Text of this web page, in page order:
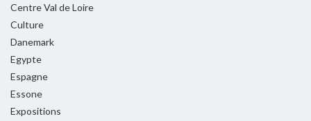
Centre Val de Loire
Culture
Danemark
Egypte
Espagne
Essone
Expositions